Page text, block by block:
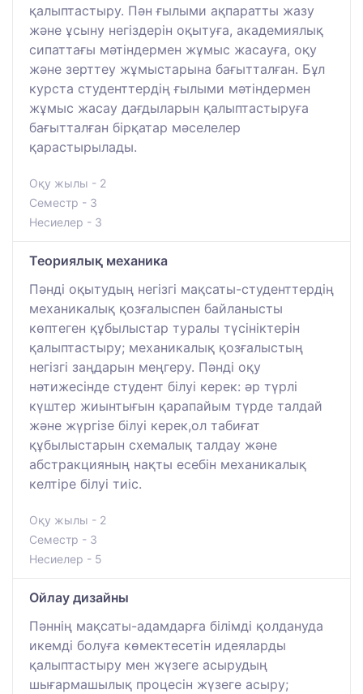
қалыптастыру. Пән ғылыми ақпаратты жазу
және ұсыну негіздерін оқытуға, академиялық
сипаттағы мәтіндермен жұмыс жасауға, оқу
және зерттеу жұмыстарына бағытталған. Бұл
курста студенттердің ғылыми мәтіндермен
жұмыс жасау дағдыларын қалыптастыруға
бағытталған бірқатар мәселелер
қарастырылады.
Оқу жылы - 2
Семестр - 3
Несиелер - 3
Теориялық механика
Пәнді оқытудың негізгі мақсаты-студенттердің
механикалық қозғалыспен байланысты
көптеген құбылыстар туралы түсініктерін
қалыптастыру; механикалық қозғалыстың
негізгі заңдарын меңгеру. Пәнді оқу
нәтижесінде студент білуі керек: әр түрлі
күштер жиынтығын қарапайым түрде талдай
және жүргізе білуі керек,ол табиғат
құбылыстарын схемалық талдау және
абстракцияның нақты есебін механикалық
келтіре білуі тиіс.
Оқу жылы - 2
Семестр - 3
Несиелер - 5
Ойлау дизайны
Пәннің мақсаты-адамдарға білімді қолдануда
икемді болуға көмектесетін идеяларды
қалыптастыру мен жүзеге асырудың
шығармашылық процесін жүзеге асыру;